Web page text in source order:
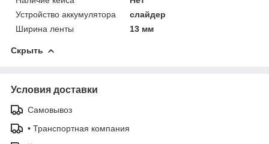
Устройство аккумулятора
слайдер
Ширина ленты
13 мм
Скрыть
Условия доставки
Самовывоз
• Транспортная компания